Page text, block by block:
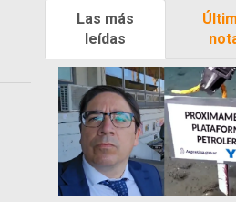
Las más
leídas